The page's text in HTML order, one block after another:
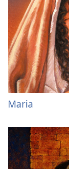
Maria